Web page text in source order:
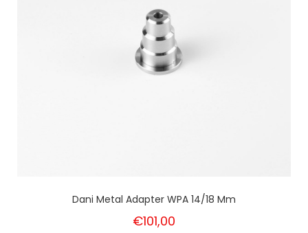
Dani Metal Adapter WPA 14/18 Mm
€101,00